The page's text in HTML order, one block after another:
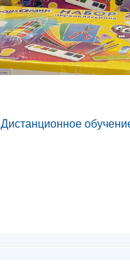
Дистанционное